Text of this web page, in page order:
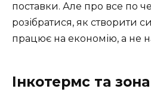
поставки. Але про все по
розібратися, як створити
працює на економію, а не
Інкотермс та